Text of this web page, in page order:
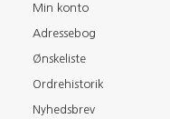
Min konto
Adressebog
Ønskeliste
Ordrehistorik
Nyhedsbrev